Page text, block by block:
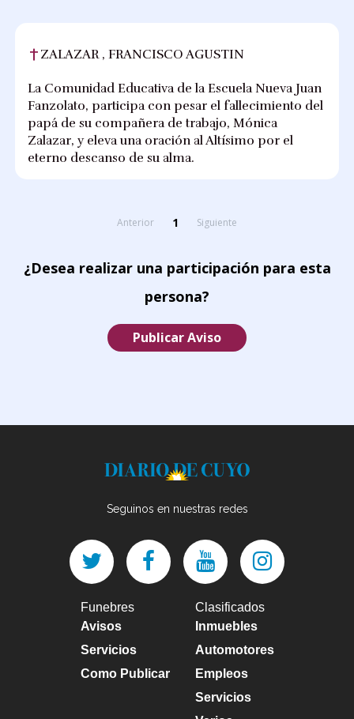
ZALAZAR , FRANCISCO AGUSTIN
La Comunidad Educativa de la Escuela Nueva Juan
Fanzolato, participa con pesar el fallecimiento del
papá de su compañera de trabajo, Mónica
Zalazar, y eleva una oración al Altísimo por el
eterno descanso de su alma.
Anterior 1 Siguiente
¿Desea realizar una participación para esta
persona?
Publicar Aviso
Seguinos en nuestras redes
Funebres
Avisos
Servicios
Como Publicar
Clasificados
Inmuebles
Automotores
Empleos
Servicios